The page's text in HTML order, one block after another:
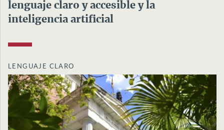
lenguaje claro y accesible y la
inteligencia artificial
LENGUAJE CLARO